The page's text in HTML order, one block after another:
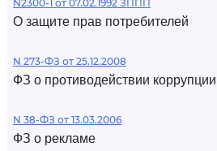
N2300-1 от 07.02.1992 ЗППП
О защите прав потребителей
N 273-ФЗ от 25.12.2008
ФЗ о противодействии коррупции
N 38-ФЗ от 13.03.2006
ФЗ о рекламе